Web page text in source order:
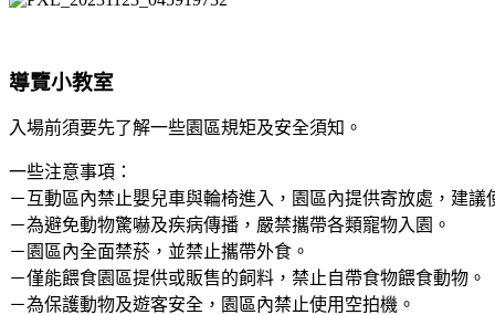
導覽小教室
入場前須要先了解一些園區規矩及安全須知。
一些注意事項：
－互動區內禁止嬰兒車與輪椅進入，園區內提供寄放處，建議
－為避免動物驚嚇及疾病傳播，嚴禁攜帶各類寵物入園。
－園區內全面禁菸，並禁止攜帶外食。
－僅能餵食園區提供或販售的飼料，禁止自帶食物餵食動物。
－為保護動物及遊客安全，園區內禁止使用空拍機。